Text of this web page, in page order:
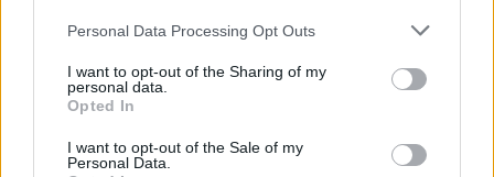
Personal Data Processing Opt Outs
I want to opt-out of the Sharing of my
personal data.
Opted In
I want to opt-out of the Sale of my
Personal Data.
Lørdag i uge 30 var pladsen ved Nols Sø igen
samlingspunkt for Saltum IF's traditionsrige
Torvedag. Mange lokale og besøgende lagde
vejen forbi for at opleve musik, aktiviteter,
torvestemning og fællesskab.
Del artikel